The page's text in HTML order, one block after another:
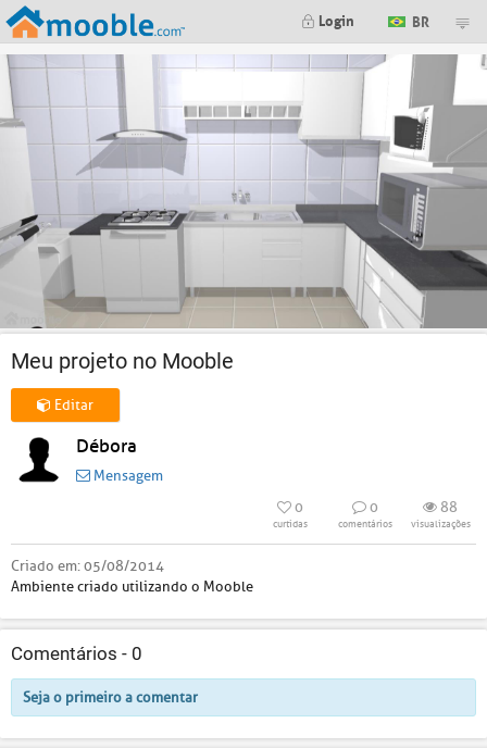
Login BR
Meu projeto no Mooble
Editar
Débora
Mensagem
0
curtidas
0
comentários
88
visualizações
Criado em:05/08/2014
Ambiente criado utilizando o Mooble
Comentários - 0
Seja o primeiro a comentar